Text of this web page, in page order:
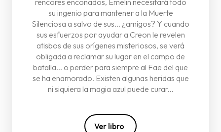
rencores enconados, Emelin necesitará todo
su ingenio para mantener a la Muerte
Silenciosa a salvo de sus... ¿amigos? Y cuando
sus esfuerzos por ayudar a Creon le revelen
atisbos de sus orígenes misteriosos, se verá
obligada a reclamar su lugar en el campo de
batalla... o perder para siempre al Fae del que
se ha enamorado. Existen algunas heridas que
ni siquiera la magia azul puede curar...
Ver libro